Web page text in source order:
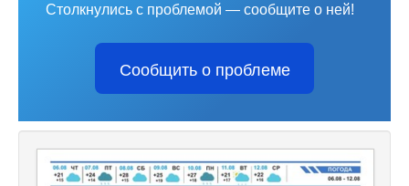
Столкнулись с проблемой — сообщите о ней!
Сообщить о проблеме